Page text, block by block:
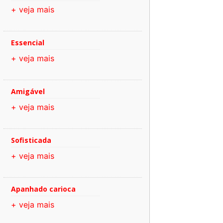
+ veja mais
Essencial
+ veja mais
Amigável
+ veja mais
Sofisticada
+ veja mais
Apanhado carioca
+ veja mais